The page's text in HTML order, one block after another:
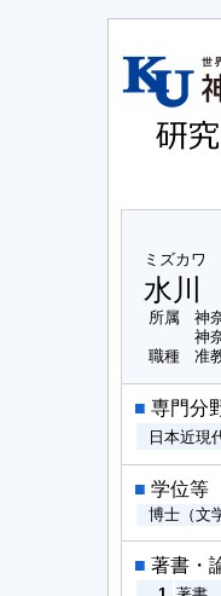
ミズカワ
水川
所属
神
神
職種
准
■ 専門分
日本近
■ 学位等
博士（文
■ 著書・